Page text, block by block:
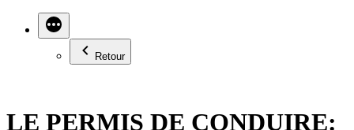
Retour
LE PERMIS DE CONDUIRE: